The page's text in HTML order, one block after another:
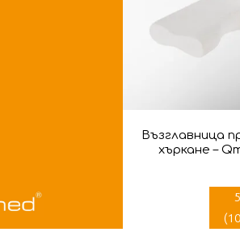
Възглавница
хъркане –
(